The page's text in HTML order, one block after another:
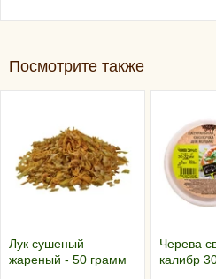
Посмотрите также
Лук сушеный
жареный - 50 грамм
Черева
калибр